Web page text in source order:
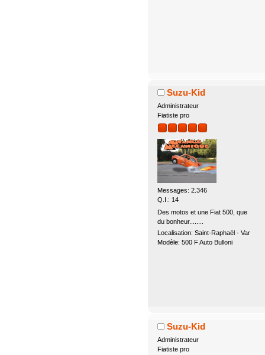
Suzu-Kid
Administrateur
Fiatiste pro
Messages: 2.346
Q.I.: 14
Des motos et une Fiat 500, que
du bonheur........
Localisation: Saint-Raphaël - Var
Modèle: 500 F Auto Bulloni
Suzu-Kid
Administrateur
Fiatiste pro